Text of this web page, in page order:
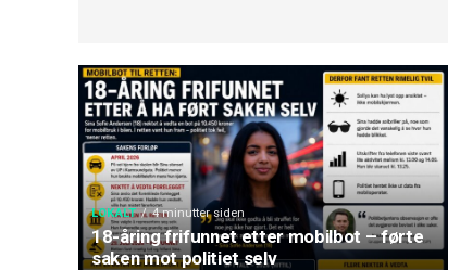
LOKALT 4 minutter siden
18-åring frifunnet etter mobilbot – førte
saken mot politiet selv